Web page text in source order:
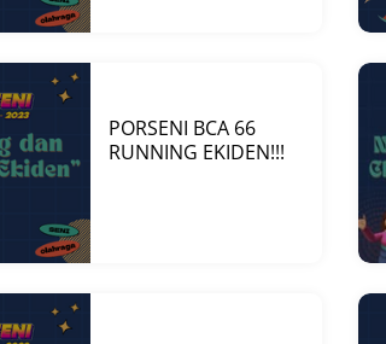
PORSENI BCA 66
RUNNING EKIDEN!!!